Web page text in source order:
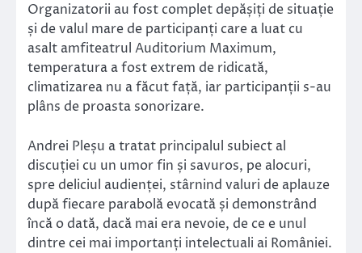
Organizatorii au fost complet depășiți de situație
și de valul mare de participanți care a luat cu
asalt amfiteatrul Auditorium Maximum,
temperatura a fost extrem de ridicată,
climatizarea nu a făcut față, iar participanții s-au
plâns de proasta sonorizare.
Andrei Pleșu a tratat principalul subiect al
discuției cu un umor fin și savuros, pe alocuri,
spre deliciul audienței, stârnind valuri de aplauze
după fiecare parabolă evocată și demonstrând
încă o dată, dacă mai era nevoie, de ce e unul
dintre cei mai importanți intelectuali ai României.